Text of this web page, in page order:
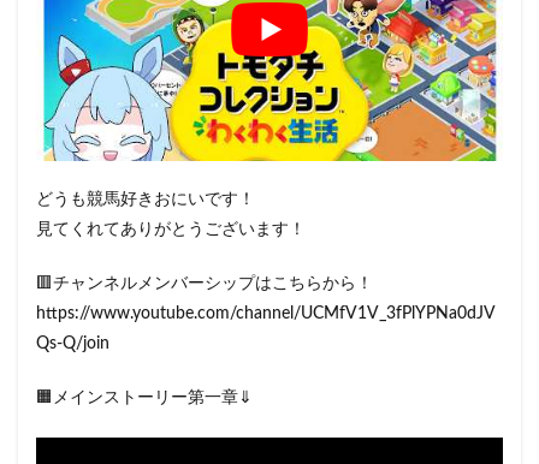
どうも競馬好きおにいです！
見てくれてありがとうございます！
🟥チャンネルメンバーシップはこちらから！
https://www.youtube.com/channel/UCMfV1V_3fPlYPNa0dJV
Qs-Q/join
🟧メインストーリー第一章⇓